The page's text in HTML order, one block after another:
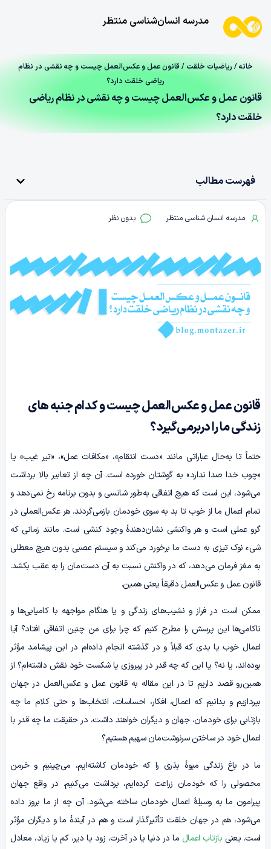
مدرسه انسان‌شناسی منتظر
خانه/ ریاضیات خلقت/ قانون عمل و عکس‌العمل چیست و چه نقشی در نظام
ریاضی خلقت دارد؟
قانون عمل و عکس‌العمل چیست و چه نقشی در نظام ریاضی
خلقت دارد؟
فهرست مطالب
مدرسه انسان شناسی منتظر بدون نظر
قانون عمل و عکس‌العمل چیست و کدام جنبههای
زندگی ما را دربرمیگیرد؟
حتماً تا به‌حال عباراتی مانند «دست انتقام»، «مکافات عمل»، «تیر غیب» یا
«چوب خدا صدا ندارد» به گوشتان خورده است. آن چه از تعابیر بالا برداشت
می‌شود، این است که هیچ اتفاقی به‌‌طور شانسی و بدون برنامه رخ نمی‌دهد و
تمام اعمال ما از خوب تا بد به سوی خودمان بازمی‌گردند. هر عکس‌العملی در
گرو عملی ا‌ست و هر واکنشی نشان‌دهندۀ وجود کنشی است. مانند زمانی که
شیء نوک تیزی به دست ما برخورد می‌کند و سیستم عصبی بدون هیچ معطلی
به مغز فرمان می‌دهد، که در واکنش نسبت به آن دست‌مان را به عقب بکشد.
قانون عمل و عکس‌العمل دقیقاً یعنی همین.
ممکن است در فراز و نشیب‌های زندگی و یا هنگام مواجهه با کامیابی‌ها و
ناکامی‌‌‌ها این پرسش‌ را مطرح کنیم که چرا برای من چنین اتفاقی افتاد؟ آیا
اعمال خوب یا بدی که قبلاً و در گذشته انجام داده‌ام در این پیشامد مؤثر
بوده‌اند، یا نه؟ یا این که چه قدر در پیروزی یا شکست خود نقش داشته‌ام؟ از
همین‌رو قصد داریم تا در این مقاله به قانون عمل و عکس‌العمل در جهان
بپردازیم و بدانیم که‌ اعمال، افکار، احساسات، انتخاب‌ها و حتی کلام ما چه
بازتابی برای خودمان، جهان و دیگران خواهند داشت، در حقیقت ما چه قدر با
اعمال خود در ساختن سرنوشت‌مان سهیم هستیم؟
ما در باغ زندگی میوۀ بذری را که خودمان کاشته‌ایم، می‌چینیم و خرمن
محصولی را که خودمان زراعت کرده‌ایم، برداشت می‌کنیم. در واقع جهان
پیرامون ما به وسیلۀ اعمال خودمان ساخته می‌شود. آن چه از ما بروز داده
می‌شود، هم در جهان خلقت تأثیرگذار است و هم در آیندۀ ما و دیگران مؤثر
است. یعنی بازتاب اعمال ما در دنیا یا در آخرت، زود یا دیر، کم یا زیاد، معادل